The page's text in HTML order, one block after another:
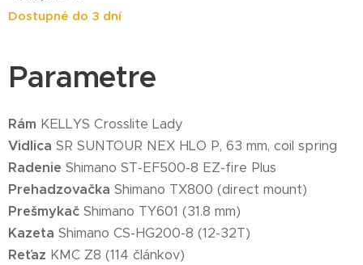
Dostupné do 3 dní
Parametre
Rám KELLYS Crosslite Lady
Vidlica SR SUNTOUR NEX HLO P, 63 mm, coil spring
Radenie Shimano ST-EF500-8 EZ-fire Plus
Prehadzovačka Shimano TX800 (direct mount)
Prešmykač Shimano TY601 (31.8 mm)
Kazeta Shimano CS-HG200-8 (12-32T)
Reťaz KMC Z8 (114 článkov)